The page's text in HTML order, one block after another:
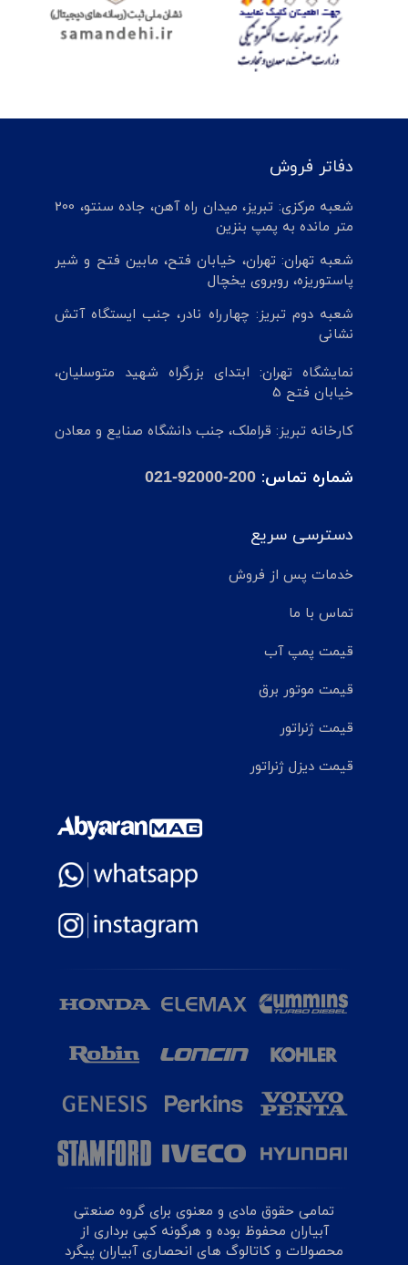
دفاتر فروش
شعبه مرکزی: تبریز، میدان راه آهن، جاده سنتو، 200
متر مانده به پمپ بنزین
شعبه تهران: تهران، خیابان فتح، مابین فتح و شیر
پاستوریزه، روبروی یخچال
شعبه دوم تبریز: چهارراه نادر، جنب ایستگاه آتش
نشانی
نمایشگاه تهران: ابتدای بزرگراه شهید متوسلیان،
خیابان فتح 5
کارخانه تبریز: قراملک، جنب دانشگاه صنایع و معادن
شماره تماس: 021-92000-200
دسترسی سریع
خدمات پس از فروش
تماس با ما
قیمت پمپ آب
قیمت موتور برق
قیمت ژنراتور
قیمت دیزل ژنراتور
تمامی حقوق مادی و معنوی برای گروه صنعتی
آبیاران محفوظ بوده و هرگونه کپی برداری از
محصولات و کاتالوگ های انحصاری آبیاران پیگرد